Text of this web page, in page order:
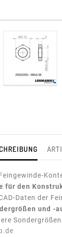
für den
Daten der
und -